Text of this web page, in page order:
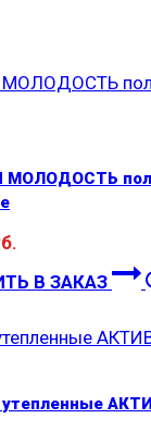
В ЗАКАЗ